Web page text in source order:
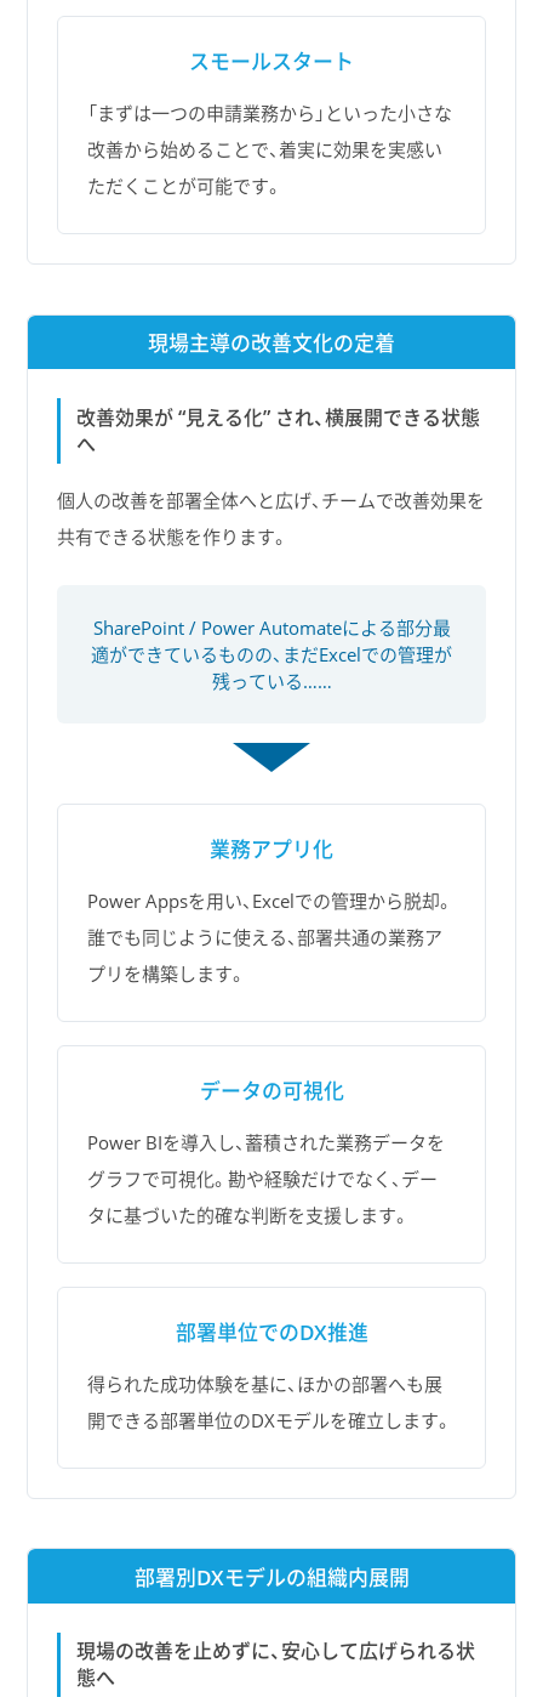
スモールスタート
「まずは一つの申請業務から」といった小さな
改善から始めることで、着実に効果を実感い
ただくことが可能です。
現場主導の改善文化の定着
改善効果が “見える化” され、横展開できる状態
へ
個人の改善を部署全体へと広げ、チームで改善効果を
共有できる状態を作ります。
SharePoint / Power Automateによる部分最
適ができているものの、まだExcelでの管理が
残っている……
業務アプリ化
Power Appsを用い、Excelでの管理から脱却。
誰でも同じように使える、部署共通の業務ア
プリを構築します。
データの可視化
Power BIを導入し、蓄積された業務データを
グラフで可視化。勘や経験だけでなく、デー
タに基づいた的確な判断を支援します。
部署単位でのDX推進
得られた成功体験を基に、ほかの部署へも展
開できる部署単位のDXモデルを確立します。
部署別DXモデルの組織内展開
現場の改善を止めずに、安心して広げられる状
態へ